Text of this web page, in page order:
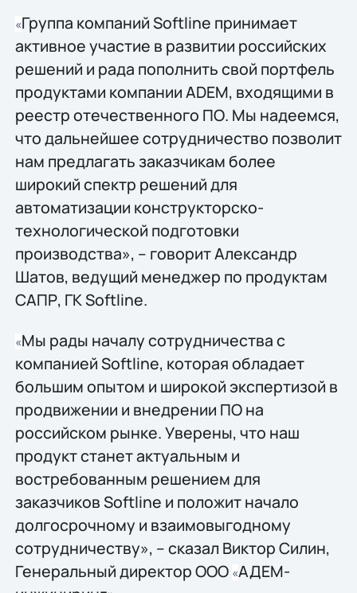
«Группа компаний Softline принимает
активное участие в развитии российских
решений и рада пополнить свой портфель
продуктами компании ADEM, входящими в
реестр отечественного ПО. Мы надеемся,
что дальнейшее сотрудничество позволит
нам предлагать заказчикам более
широкий спектр решений для
автоматизации конструкторско-
технологической подготовки
производства», – говорит Александр
Шатов, ведущий менеджер по продуктам
САПР, ГК Softline.
«Мы рады началу сотрудничества с
компанией Softline, которая обладает
большим опытом и широкой экспертизой в
продвижении и внедрении ПО на
российском рынке. Уверены, что наш
продукт станет актуальным и
востребованным решением для
заказчиков Softline и положит начало
долгосрочному и взаимовыгодному
сотрудничеству», – сказал Виктор Силин,
Генеральный директор ООО «АДЕМ-